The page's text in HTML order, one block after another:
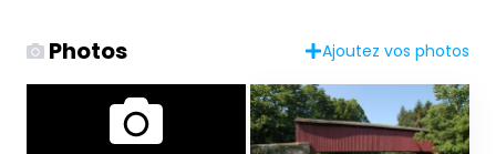
Photos Ajoutez vos photos